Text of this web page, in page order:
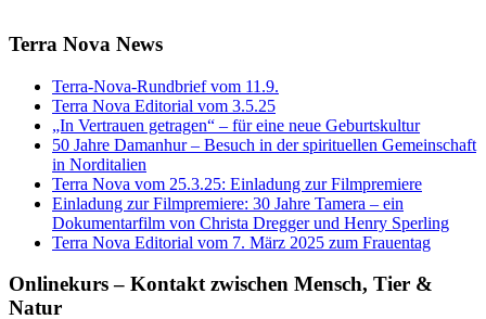
Terra Nova News
Terra-Nova-Rundbrief vom 11.9.
Terra Nova Editorial vom 3.5.25
„In Vertrauen getragen“ – für eine neue Geburtskultur
50 Jahre Damanhur – Besuch in der spirituellen Gemeinschaft
in Norditalien
Terra Nova vom 25.3.25: Einladung zur Filmpremiere
Einladung zur Filmpremiere: 30 Jahre Tamera – ein
Dokumentarfilm von Christa Dregger und Henry Sperling
Terra Nova Editorial vom 7. März 2025 zum Frauentag
Onlinekurs – Kontakt zwischen Mensch, Tier &
Natur